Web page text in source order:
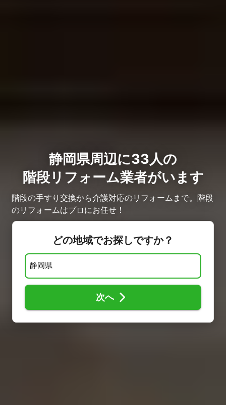
静岡県周辺に33人の
階段リフォーム業者がいます
階段の手すり交換から介護対応のリフォームまで。階段
のリフォームはプロにお任せ！
どの地域でお探しですか？
次へ